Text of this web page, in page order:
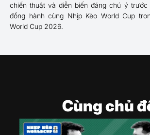
chiến thuật và diễn biến đáng chú ý
đồng hành cùng Nhịp Kèo World Cup
World Cup 2026.
Cùng chủ